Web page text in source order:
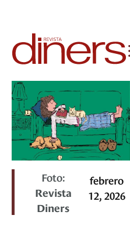
Foto:
Revista
Diners
febrero
12, 2026